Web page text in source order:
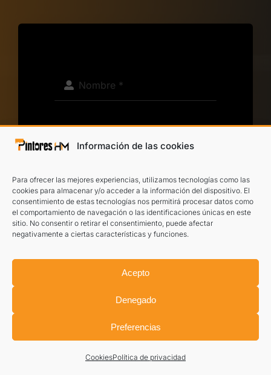
Información de las cookies
Para ofrecer las mejores experiencias, utilizamos tecnologías como las
cookies para almacenar y/o acceder a la información del dispositivo. El
consentimiento de estas tecnologías nos permitirá procesar datos como
el comportamiento de navegación o las identificaciones únicas en este
sitio. No consentir o retirar el consentimiento, puede afectar
negativamente a ciertas características y funciones.
Acepto
Denegado
Preferencias
CookiesPolítica de privacidad
de privacidad.
TE LLAMAMOS
PRESUPUESTO DE